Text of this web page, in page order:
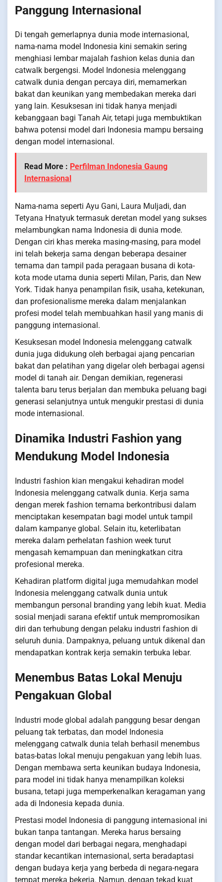
Panggung Internasional
Di tengah gemerlapnya dunia mode internasional,
nama-nama model Indonesia kini semakin sering
menghiasi lembar majalah fashion kelas dunia dan
catwalk bergengsi. Model Indonesia melenggang
catwalk dunia dengan percaya diri, memamerkan
bakat dan keunikan yang membedakan mereka dari
yang lain. Kesuksesan ini tidak hanya menjadi
kebanggaan bagi Tanah Air, tetapi juga membuktikan
bahwa potensi model dari Indonesia mampu bersaing
dengan model internasional.
Read More : Perfilman Indonesia Gaung
Internasional
Nama-nama seperti Ayu Gani, Laura Muljadi, dan
Tetyana Hnatyuk termasuk deretan model yang sukses
melambungkan nama Indonesia di dunia mode.
Dengan ciri khas mereka masing-masing, para model
ini telah bekerja sama dengan beberapa desainer
ternama dan tampil pada peragaan busana di kota-
kota mode utama dunia seperti Milan, Paris, dan New
York. Tidak hanya penampilan fisik, usaha, ketekunan,
dan profesionalisme mereka dalam menjalankan
profesi model telah membuahkan hasil yang manis di
panggung internasional.
Kesuksesan model Indonesia melenggang catwalk
dunia juga didukung oleh berbagai ajang pencarian
bakat dan pelatihan yang digelar oleh berbagai agensi
model di tanah air. Dengan demikian, regenerasi
talenta baru terus berjalan dan membuka peluang bagi
generasi selanjutnya untuk mengukir prestasi di dunia
mode internasional.
Dinamika Industri Fashion yang
Mendukung Model Indonesia
Industri fashion kian mengakui kehadiran model
Indonesia melenggang catwalk dunia. Kerja sama
dengan merek fashion ternama berkontribusi dalam
menciptakan kesempatan bagi model untuk tampil
dalam kampanye global. Selain itu, keterlibatan
mereka dalam perhelatan fashion week turut
mengasah kemampuan dan meningkatkan citra
profesional mereka.
Kehadiran platform digital juga memudahkan model
Indonesia melenggang catwalk dunia untuk
membangun personal branding yang lebih kuat. Media
sosial menjadi sarana efektif untuk mempromosikan
diri dan terhubung dengan pelaku industri fashion di
seluruh dunia. Dampaknya, peluang untuk dikenal dan
mendapatkan kontrak kerja semakin terbuka lebar.
Menembus Batas Lokal Menuju
Pengakuan Global
Industri mode global adalah panggung besar dengan
peluang tak terbatas, dan model Indonesia
melenggang catwalk dunia telah berhasil menembus
batas-batas lokal menuju pengakuan yang lebih luas.
Dengan membawa serta keunikan budaya Indonesia,
para model ini tidak hanya menampilkan koleksi
busana, tetapi juga memperkenalkan keragaman yang
ada di Indonesia kepada dunia.
Prestasi model Indonesia di panggung internasional ini
bukan tanpa tantangan. Mereka harus bersaing
dengan model dari berbagai negara, menghadapi
standar kecantikan internasional, serta beradaptasi
dengan budaya kerja yang berbeda di negara-negara
tempat mereka bekerja. Namun, dengan tekad kuat